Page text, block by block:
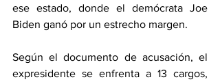
ese estado, donde el demócrata Joe
Biden ganó por un estrecho margen.
Según el documento de acusación, el
expresidente se enfrenta a 13 cargos,